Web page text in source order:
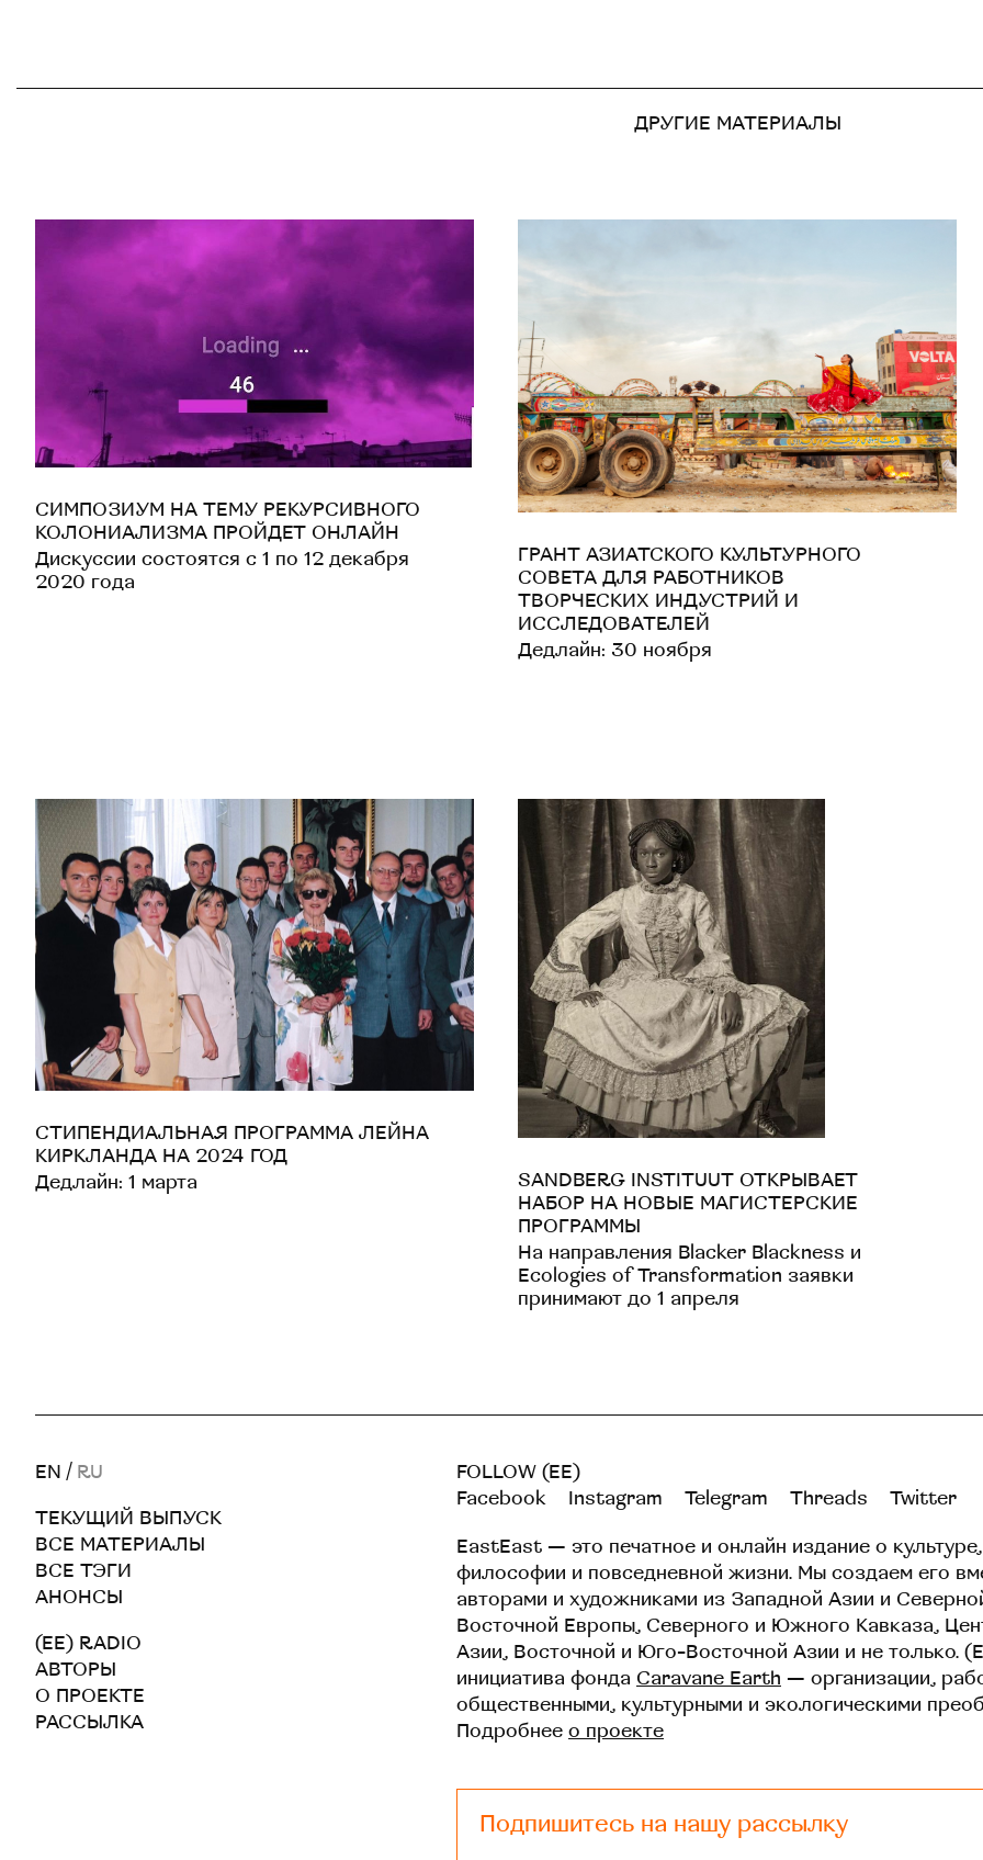
ДРУГИЕ МАТЕРИАЛЫ
СИМПОЗИУМ НА ТЕМУ РЕКУРСИВНОГО
КОЛОНИАЛИЗМА ПРОЙДЕТ ОНЛАЙН
Дискуссии состоятся с 1 по 12 декабря
2020 года
ГРАНТ АЗИАТСКОГО КУЛЬТУРНОГО
СОВЕТА ДЛЯ РАБОТНИКОВ
ТВОРЧЕСКИХ ИНДУСТРИЙ И
ИССЛЕДОВАТЕЛЕЙ
Дедлайн: 30 ноября
СТИПЕНДИАЛЬНАЯ ПРОГРАММА ЛЕЙНА
КИРКЛАНДА НА 2024 ГОД
Дедлайн: 1 марта
SANDBERG INSTITUUT ОТКРЫВАЕТ
НАБОР НА НОВЫЕ МАГИСТЕРСКИЕ
ПРОГРАММЫ
На направления Blacker Blackness и
Ecologies of Transformation заявки
принимают до 1 апреля
EN / RU
ТЕКУЩИЙ ВЫПУСК
ВСЕ МАТЕРИАЛЫ
ВСЕ ТЭГИ
АНОНСЫ
(EE) RADIO
АВТОРЫ
О ПРОЕКТЕ
РАССЫЛКА
FOLLOW (EE)
Facebook
Instagram Telegram Threads Twitter
EastEast — это печатное и онлайн издание о
философии и повседневной жизни. Мы создаем его
авторами и художниками из Западной Азии и
Восточной Европы, Северного и Южного Кавказа,
Азии, Восточной и Юго-Восточной Азии и не только.
инициатива фонда Caravane Earth — организации,
общественными, культурными и экологическими
Подробнее о проекте
Подпишитесь на нашу рассылку